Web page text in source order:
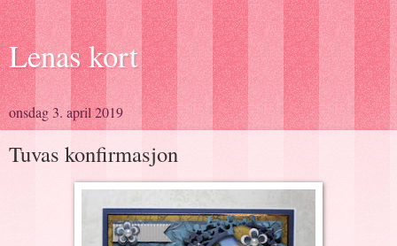
Lenas kort
onsdag 3. april 2019
Tuvas konfirmasjon